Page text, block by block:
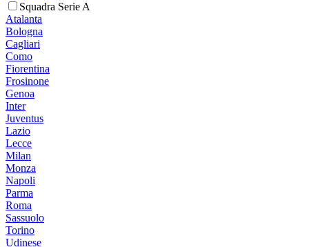
Squadra Serie A
Atalanta
Bologna
Cagliari
Como
Fiorentina
Frosinone
Genoa
Inter
Juventus
Lazio
Lecce
Milan
Monza
Napoli
Parma
Roma
Sassuolo
Torino
Udinese